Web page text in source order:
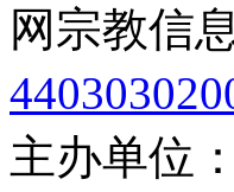
网宗教信
主办单位